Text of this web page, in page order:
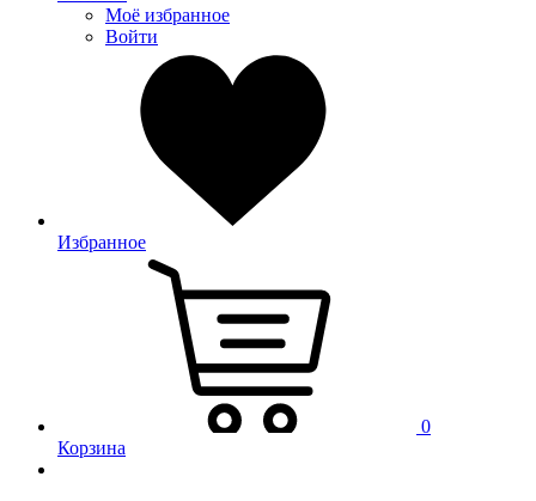
Моё избранное
Войти
Избранное
0
Корзина